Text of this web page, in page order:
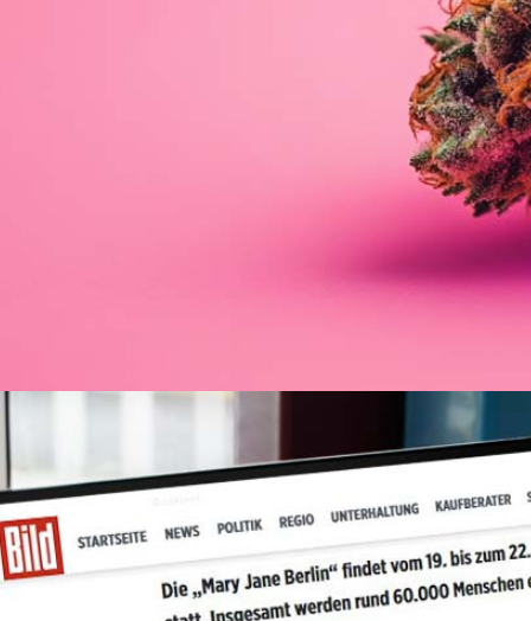
Gary Payton Sorte: Genetik, THC & wie anbauen?